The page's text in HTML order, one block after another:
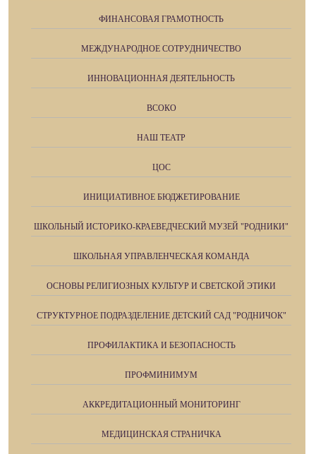
ФИНАНСОВАЯ ГРАМОТНОСТЬ
МЕЖДУНАРОДНОЕ СОТРУДНИЧЕСТВО
ИННОВАЦИОННАЯ ДЕЯТЕЛЬНОСТЬ
ВСОКО
НАШ ТЕАТР
ЦОС
ИНИЦИАТИВНОЕ БЮДЖЕТИРОВАНИЕ
ШКОЛЬНЫЙ ИСТОРИКО-КРАЕВЕДЧЕСКИЙ МУЗЕЙ "РОДНИКИ"
ШКОЛЬНАЯ УПРАВЛЕНЧЕСКАЯ КОМАНДА
ОСНОВЫ РЕЛИГИОЗНЫХ КУЛЬТУР И СВЕТСКОЙ ЭТИКИ
СТРУКТУРНОЕ ПОДРАЗДЕЛЕНИЕ ДЕТСКИЙ САД "РОДНИЧОК"
ПРОФИЛАКТИКА И БЕЗОПАСНОСТЬ
ПРОФМИНИМУМ
АККРЕДИТАЦИОННЫЙ МОНИТОРИНГ
МЕДИЦИНСКАЯ СТРАНИЧКА